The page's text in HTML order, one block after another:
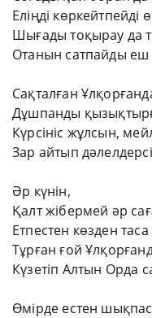
Еліңді көркейтпейді
Шығады тоқырау да
Отанын сатпайды еш
Сақталған
Дұшпанды
Күрсініс жұлсын,
Зар айтып
Әр күнін,
Қалт жібермей әр
Етпестен көзден
Тұрған ғой
Күзетіп Алтын Орда
Өмірде естен